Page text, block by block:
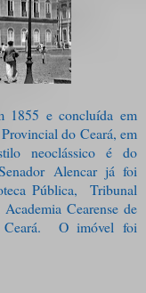
1855 e concluída em
do Ceará, em
neoclássico é do
Alencar já foi
Pública,
Tribunal
Cearense de
O imóvel foi